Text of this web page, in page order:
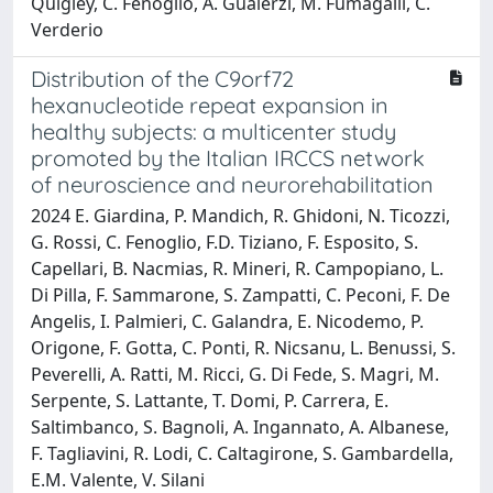
Verderio
Distribution of the C9orf72
hexanucleotide repeat expansion in
healthy subjects: a multicenter study
promoted by the Italian IRCCS network
of neuroscience and neurorehabilitation
2024 E. Giardina, P. Mandich, R. Ghidoni, N. Ticozzi,
G. Rossi, C. Fenoglio, F.D. Tiziano, F. Esposito, S.
Capellari, B. Nacmias, R. Mineri, R. Campopiano, L.
Di Pilla, F. Sammarone, S. Zampatti, C. Peconi, F. De
Angelis, I. Palmieri, C. Galandra, E. Nicodemo, P.
Origone, F. Gotta, C. Ponti, R. Nicsanu, L. Benussi, S.
Peverelli, A. Ratti, M. Ricci, G. Di Fede, S. Magri, M.
Serpente, S. Lattante, T. Domi, P. Carrera, E.
Saltimbanco, S. Bagnoli, A. Ingannato, A. Albanese,
F. Tagliavini, R. Lodi, C. Caltagirone, S. Gambardella,
E.M. Valente, V. Silani